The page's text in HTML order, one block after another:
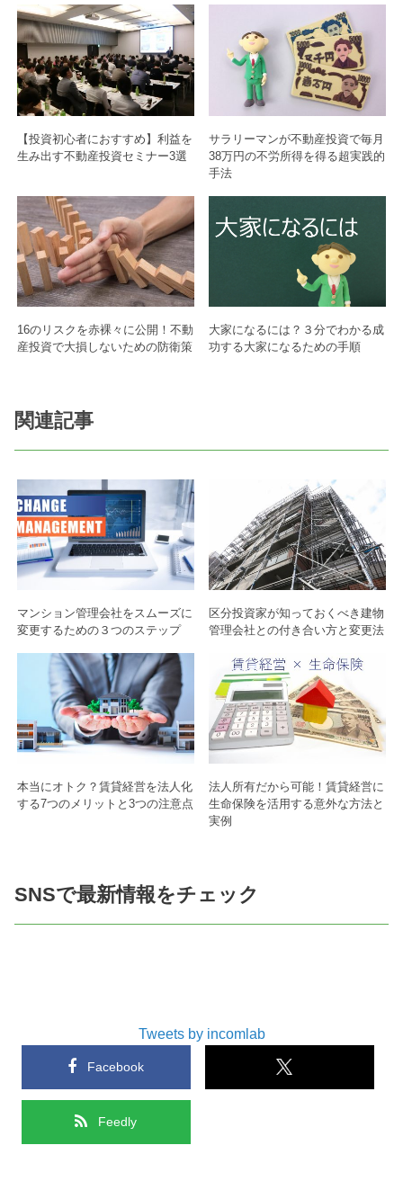
【投資初心者におすすめ】利益を
生み出す不動産投資セミナー3選
サラリーマンが不動産投資で毎月
38万円の不労所得を得る超実践的
手法
16のリスクを赤裸々に公開！不動
産投資で大損しないための防衛策
大家になるには？３分でわかる成
功する大家になるための手順
関連記事
マンション管理会社をスムーズに
変更するための３つのステップ
区分投資家が知っておくべき建物
管理会社との付き合い方と変更法
本当にオトク？賃貸経営を法人化
する7つのメリットと3つの注意点
法人所有だから可能！賃貸経営に
生命保険を活用する意外な方法と
実例
SNSで最新情報をチェック
Tweets by incomlab
Facebook
Feedly